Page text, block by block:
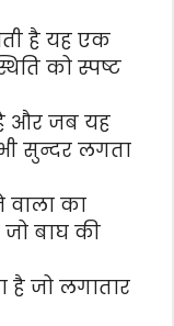
है यह एक
को स्पष्ट
है और जब यह
सुन्दर लगता
वाला का
जो बाघ की
है जो लगातार